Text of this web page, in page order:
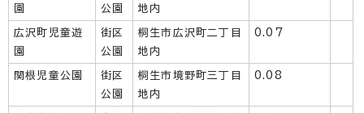
園
公園
地内
広沢町児童遊
園
街区
公園
桐生市広沢町二丁目
地内
0.07
関根児童公園
街区
公園
桐生市境野町三丁目
地内
0.08